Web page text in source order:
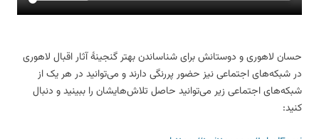
حسان لاهوری و دوستانش برای شناساندن بهتر گنجینهٔ آثار اقبال لاهوری
در شبکه‌های اجتماعی نیز حضور پررنگی دارند و می‌توانید در هر یک از
شبکه‌های اجتماعی زیر می‌توانید حاصل تلاش‌هایشان را ببینید و دنبال
کنید: